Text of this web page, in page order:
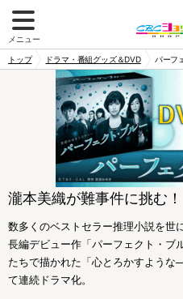
メニュー
トップ ドラマ・番組グッズ＆DVD パーフ
瀧本美織が難事件に挑む！
数多くのベストセラー推理小説を世
長編デビュー作「パーフェクト・ブ
たちで描かれた「心とろかすような
て連続ドラマ化。